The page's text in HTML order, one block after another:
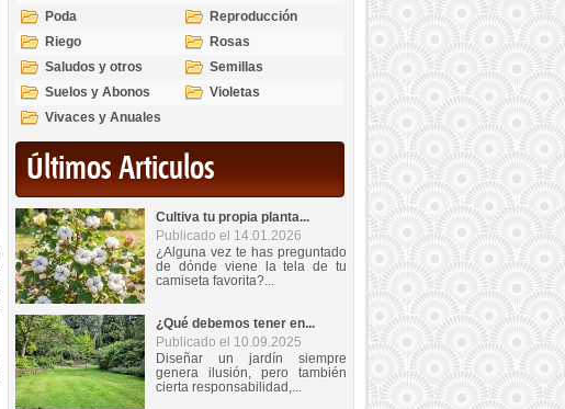
Poda
Reproducción
Riego
Rosas
Saludos y otros
temas
Semillas
Suelos y Abonos
Violetas
Vivaces y Anuales
Últimos Articulos
Cultiva tu propia planta...
Publicado el 14.01.2026
¿Alguna vez te has preguntado
de dónde viene la tela de tu
camiseta favorita?...
¿Qué debemos tener en...
Publicado el 10.09.2025
Diseñar un jardín siempre
genera ilusión, pero también
cierta responsabilidad,...